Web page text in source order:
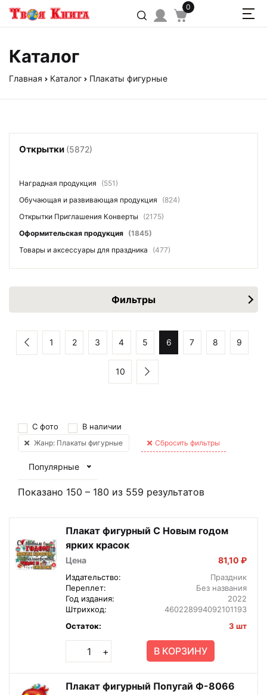
0
Каталог
Главная Каталог Плакаты фигурные
Открытки (5872)
Наградная продукция
(551)
Обучающая и развивающая продукция
(824)
Открытки Приглашения Конверты
(2175)
Оформительская продукция (1845)
Товары и аксессуары для праздника
(477)
Фильтры
1 2 3 4 5 6 7 8 9
10
С фото В наличии
Жанр: Плакаты фигурные Сбросить фильтры
Популярные
Показано 150 – 180 из 559 результатов
Плакат фигурный С Новым годом
ярких красок
Цена 81,10 ₽
Издательство:
Праздник
Переплет:
Без названия
Год издания:
2022
Штрихкод:
460228994092101193
Остаток:
3 шт
+ В КОРЗИНУ
Плакат фигурный Попугай Ф-8066